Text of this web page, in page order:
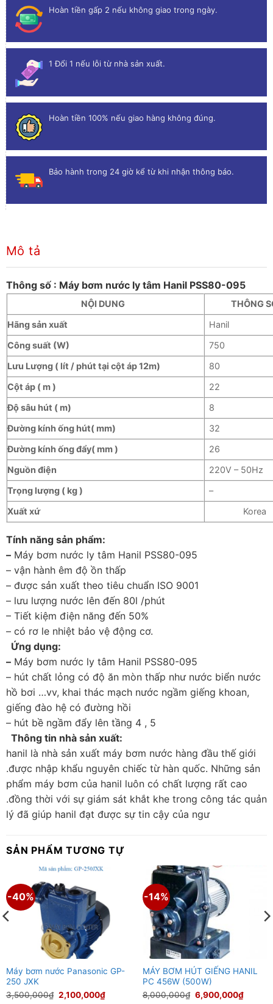
Hoàn tiền gấp 2 nếu không giao trong ngày.
1 Đổi 1 nếu lỗi từ nhà sản xuất.
Hoàn tiền 100% nếu giao hàng không đúng.
Bảo hành trong 24 giờ kể từ khi nhận thông báo.
Mô tả
Thông số : Máy bơm nước ly tâm Hanil PSS80-095
NỘI DUNG
THÔNG
Hãng sản xuất
Hanil
Công suất (W)
750
Lưu Lượng ( lít / phút tại cột áp 12m)
80
Cột áp ( m )
22
Độ sâu hút ( m)
8
Đường kính ống hút( mm)
32
Đường kính ống đẩy( mm )
26
Nguồn điện
220V – 50Hz
Trọng lượng ( kg )
–
Xuất xứ
Korea
Tính năng sản phẩm:
– Máy bơm nước ly tâm Hanil PSS80-095
– vận hành êm độ ồn thấp
– được sản xuất theo tiêu chuẩn ISO 9001
– lưu lượng nước lên đến 80l /phút
– Tiết kiệm điện năng đến 50%
– có rơ le nhiệt bảo vệ động cơ.
Ứng dụng:
– Máy bơm nước ly tâm Hanil PSS80-095
– hút chất lỏng có độ ăn mòn thấp như nước biển nước
hồ bơi …vv, khai thác mạch nước ngầm giếng khoan,
giếng đào hệ có đường hồi
– hút bề ngầm đẩy lên tầng 4 , 5
Thông tin nhà sản xuất:
hanil là nhà sản xuất máy bơm nước hàng đầu thế giới
.được nhập khẩu nguyên chiếc từ hàn quốc. Những sản
phẩm máy bơm của hanil luôn có chất lượng rất cao
.đồng thời với sự giám sát khắt khe trong công tác quản
lý đã giúp hanil đạt được sự tin cậy của ngư
SẢN PHẨM TƯƠNG TỰ
-40%
Máy bơm nước Panasonic GP-
250 JXK
3,500,000₫ Giá
2,100,000₫Giá
-14%
MÁY BƠM HÚT GIẾNG HANIL
PC 456W (500W)
8,000,000₫ Giá
6,900,000₫Giá